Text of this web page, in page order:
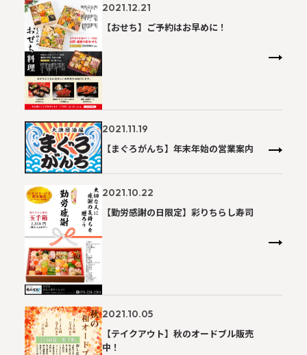
2021.12.21
【おせち】ご予約はお早めに！
2021.11.19
【まぐろがんち】年末年始の営業案内
2021.10.22
【勤労感謝の日限定】彩りちらし寿司
2021.10.05
【テイクアウト】秋のオードブル販売
中！